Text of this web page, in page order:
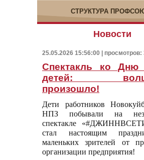
СТРУКТУРА
Новости
25.05.2026 15:56:00 | просмотров:
Спектакль ко Дню
детей:
произошло!
Дети работников
НПЗ побывали на
спектакле
стал настоящим
маленьких зрителей от
организации предприятия!